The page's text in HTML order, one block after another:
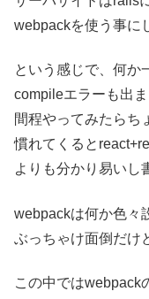
webpackを使う事に
という感じで、何か
compileエラーも出
間程やってみたらち
慣れてくると
よりも分かり易いし
webpackは何か色々
ぶっちゃけ面倒だけ
この中ではwebpack